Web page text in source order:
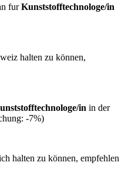
furKunststofftechnologe/in
halten zu können,
in in der
-7%)
halten zu können, empfehlen